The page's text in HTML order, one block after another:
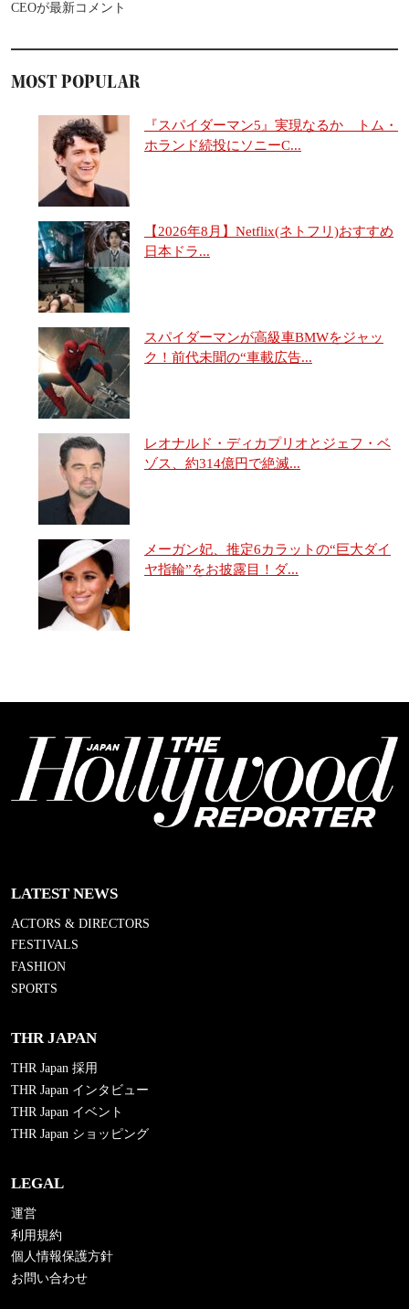
CEOが最新コメント
MOST POPULAR
『スパイダーマン5』実現なるか トム・
ホランド続投にソニーC...
【2026年8月】Netflix(ネトフリ)おすすめ
日本ドラ...
スパイダーマンが高級車BMWをジャッ
ク！前代未聞の“車載広告...
レオナルド・ディカプリオとジェフ・ベ
ゾス、約314億円で絶滅...
メーガン妃、推定6カラットの“巨大ダイ
ヤ指輪”をお披露目！ダ...
LATEST NEWS
ACTORS & DIRECTORS
FESTIVALS
FASHION
SPORTS
THR JAPAN
THR Japan 採用
THR Japan インタビュー
THR Japan イベント
THR Japan ショッピング
LEGAL
運営
利用規約
個人情報保護方針
お問い合わせ